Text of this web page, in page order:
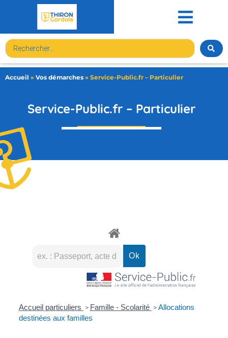
Accueil » Vos démarches » Service-Public.fr – Particulier
Service-Public.fr – Particulier
Accueil particuliers > Famille - Scolarité > Allocations
destinées aux familles